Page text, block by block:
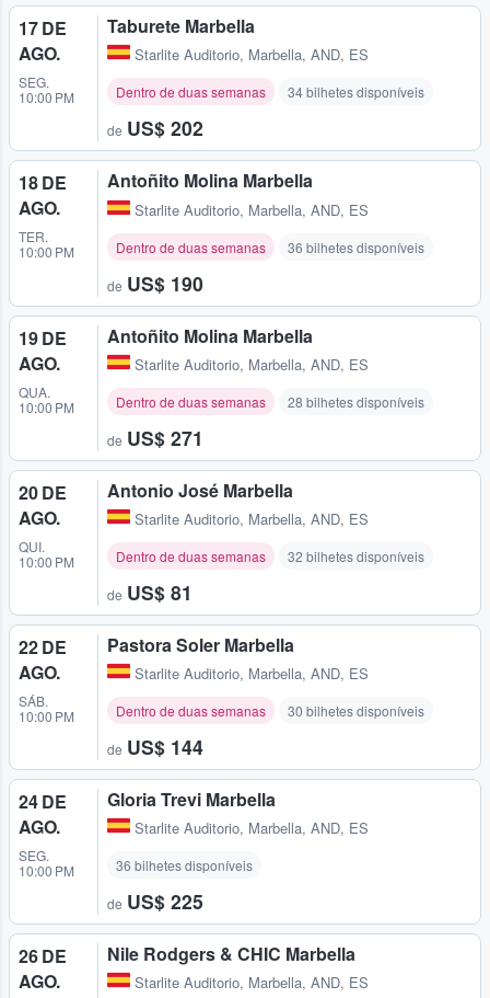
17 DE
AGO.
SEG.
10:00 PM
Taburete Marbella
Starlite Auditorio, Marbella, AND, ES
Dentro de duas semanas 34 bilhetes disponíveis
de US$ 202
18 DE
AGO.
TER.
10:00 PM
Antoñito Molina Marbella
Starlite Auditorio, Marbella, AND, ES
Dentro de duas semanas 36 bilhetes disponíveis
de US$ 190
19 DE
AGO.
QUA.
10:00 PM
Antoñito Molina Marbella
Starlite Auditorio, Marbella, AND, ES
Dentro de duas semanas 28 bilhetes disponíveis
de US$ 271
20 DE
AGO.
QUI.
10:00 PM
Antonio José Marbella
Starlite Auditorio, Marbella, AND, ES
Dentro de duas semanas 32 bilhetes disponíveis
de US$ 81
22 DE
AGO.
SÁB.
10:00 PM
Pastora Soler Marbella
Starlite Auditorio, Marbella, AND, ES
Dentro de duas semanas 30 bilhetes disponíveis
de US$ 144
24 DE
AGO.
SEG.
10:00 PM
Gloria Trevi Marbella
Starlite Auditorio, Marbella, AND, ES
36 bilhetes disponíveis
de US$ 225
26 DE
AGO.
Nile Rodgers & CHIC Marbella
Starlite Auditorio, Marbella, AND, ES